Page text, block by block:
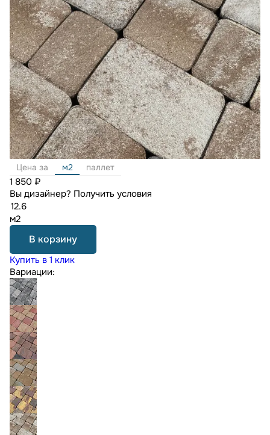
Цена за м2 паллет
1 850 ₽
Вы дизайнер? Получить условия
м2
В корзину
Купить в 1 клик
Вариации: